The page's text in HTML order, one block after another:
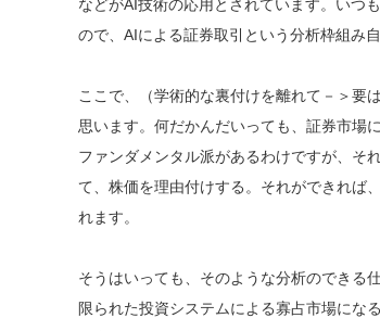
などがAI技術の応用とされています。いつ
ので、AIによる証券取引という分析枠組み
ここで、（学術的な裏付けを離れて－＞要
思います。何だかんだいっても、証券市場
ファンダメンタル派があるわけですが、そ
て、株価を理由付けする。それができれば
れます。
そうはいっても、そのような分析のできる
限られた投資システムによる寡占市場にな